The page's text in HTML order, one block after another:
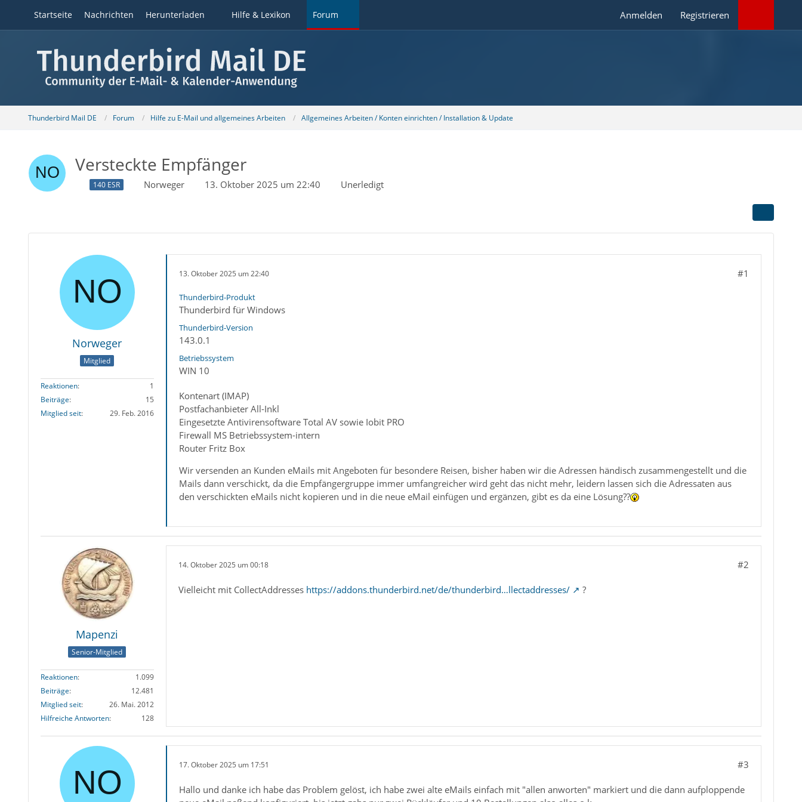
Startseite Nachrichten Herunterladen Hilfe & Lexikon Forum Anmelden Registrieren
Thunderbird Mail DE Forum Hilfe zu E-Mail und allgemeines Arbeiten Allgemeines Arbeiten / Konten einrichten / Installation & Update
Versteckte Empfänger
140 ESR Norweger 13. Oktober 2025 um 22:40 Unerledigt
Norweger
Mitglied
Reaktionen
1
Beiträge
15
Mitglied seit
29. Feb. 2016
13. Oktober 2025 um 22:40 #1
Thunderbird-Produkt
Thunderbird für Windows
Thunderbird-Version
143.0.1
Betriebssystem
WIN 10
Kontenart (IMAP)
Postfachanbieter All-Inkl
Eingesetzte Antivirensoftware Total AV sowie Iobit PRO
Firewall MS Betriebssystem-intern
Router Fritz Box
Wir versenden an Kunden eMails mit Angeboten für besondere Reisen, bisher haben wir die Adressen händisch zusammengestellt und die
Mails dann verschickt, da die Empfängergruppe immer umfangreicher wird geht das nicht mehr, leidern lassen sich die Adressaten aus
den verschickten eMails nicht kopieren und in die neue eMail einfügen und ergänzen, gibt es da eine Lösung??
Mapenzi
Senior-Mitglied
Reaktionen
1.099
Beiträge
12.481
Mitglied seit
26. Mai. 2012
Hilfreiche Antworten
128
14. Oktober 2025 um 00:18 #2
Vielleicht mit CollectAddresses https://addons.thunderbird.net/de/thunderbird…llectaddresses/ ?
17. Oktober 2025 um 17:51 #3
Hallo und danke ich habe das Problem gelöst, ich habe zwei alte eMails einfach mit "allen anworten" markiert und die dann aufploppende